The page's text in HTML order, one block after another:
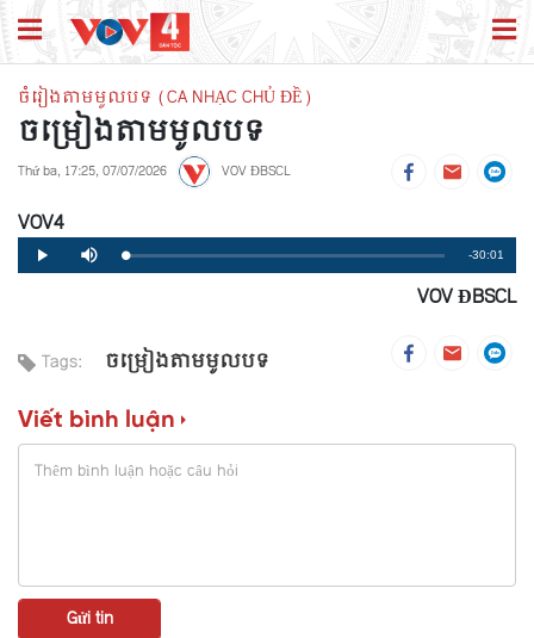
ចំរៀងតាមមូលបទ (CA NHẠC CHỦ ĐỀ)
ចម្រៀងតាមមូលបទ
Thứ ba, 17:25, 07/07/2026 VOV ĐBSCL
VOV4
Play Mute Loaded:
0%
Progress:
0%
Remaining
Time
-30:01
VOV ĐBSCL
Tags: ចម្រៀងតាមមូលបទ
Viết bình luận